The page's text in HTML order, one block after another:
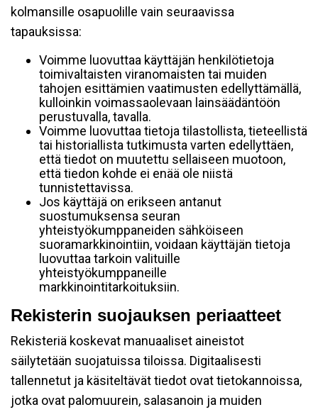
kolmansille osapuolille vain seuraavissa
tapauksissa:
Voimme luovuttaa käyttäjän henkilötietoja
toimivaltaisten viranomaisten tai muiden
tahojen esittämien vaatimusten edellyttämällä,
kulloinkin voimassaolevaan lainsäädäntöön
perustuvalla, tavalla.
Voimme luovuttaa tietoja tilastollista, tieteellistä
tai historiallista tutkimusta varten edellyttäen,
että tiedot on muutettu sellaiseen muotoon,
että tiedon kohde ei enää ole niistä
tunnistettavissa.
Jos käyttäjä on erikseen antanut
suostumuksensa seuran
yhteistyökumppaneiden sähköiseen
suoramarkkinointiin, voidaan käyttäjän tietoja
luovuttaa tarkoin valituille
yhteistyökumppaneille
markkinointitarkoituksiin.
Rekisterin suojauksen periaatteet
Rekisteriä koskevat manuaaliset aineistot
säilytetään suojatuissa tiloissa. Digitaalisesti
tallennetut ja käsiteltävät tiedot ovat tietokannoissa,
jotka ovat palomuurein, salasanoin ja muiden